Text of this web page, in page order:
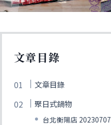
文章目錄
文章目錄
聚日式鍋物
台北衡陽店 20230707